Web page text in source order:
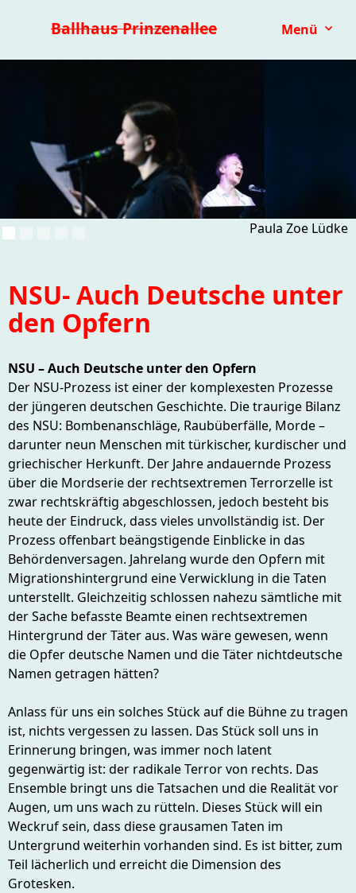
Ballhaus Prinzenallee Menü
Kinder- & Jugendtheater mit.mach.bühne
Paula Zoe Lüdke
NSU- Auch Deutsche unter
den Opfern
NSU – Auch Deutsche unter den Opfern
Der NSU-Prozess ist einer der komplexesten Prozesse
der jüngeren deutschen Geschichte. Die traurige Bilanz
des NSU: Bombenanschläge, Raubüberfälle, Morde –
darunter neun Menschen mit türkischer, kurdischer und
griechischer Herkunft. Der Jahre andauernde Prozess
über die Mordserie der rechtsextremen Terrorzelle ist
zwar rechtskräftig abgeschlossen, jedoch besteht bis
heute der Eindruck, dass vieles unvollständig ist. Der
Prozess offenbart beängstigende Einblicke in das
Behördenversagen. Jahrelang wurde den Opfern mit
Migrationshintergrund eine Verwicklung in die Taten
unterstellt. Gleichzeitig schlossen nahezu sämtliche mit
der Sache befasste Beamte einen rechtsextremen
Hintergrund der Täter aus. Was wäre gewesen, wenn
die Opfer deutsche Namen und die Täter nichtdeutsche
Namen getragen hätten?
Anlass für uns ein solches Stück auf die Bühne zu tragen
ist, nichts vergessen zu lassen. Das Stück soll uns in
Erinnerung bringen, was immer noch latent
gegenwärtig ist: der radikale Terror von rechts. Das
Ensemble bringt uns die Tatsachen und die Realität vor
Augen, um uns wach zu rütteln. Dieses Stück will ein
Weckruf sein, dass diese grausamen Taten im
Untergrund weiterhin vorhanden sind. Es ist bitter, zum
Teil lächerlich und erreicht die Dimension des
Grotesken.